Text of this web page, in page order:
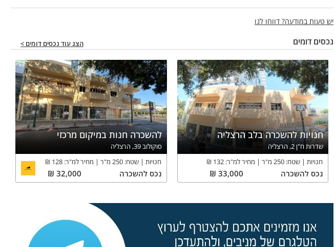
יש טעות במודעה? דווחו לנו
נכסים דומים הצג עוד נכסים דומים >
חנויות להשכרה בלב הרצליה
שדרות ח"ן 2, הרצליה
חנויות
שטח: 250 מ"ר מחיר למ"ר: 132
₪
נכס להשכרה 33,000
₪
להשכרה חנות במיקום מרכזי
סוקולוב 39, הרצליה
חנויות
שטח:250 מ"ר מחיר למ"ר:128
₪
נכסלהשכרה 32,000
₪